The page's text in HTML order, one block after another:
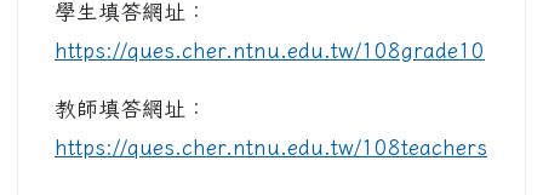
學生填答網址：
https://ques.cher.ntnu.edu.tw/108grade10
教師填答網址：
https://ques.cher.ntnu.edu.tw/108teachers